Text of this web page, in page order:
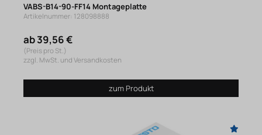
VABS-B14-90-FF14 Montageplatte
Artikelnummer: 128098888
ab 39,56 €
(Preis pro St.)
zzgl. MwSt. und Versandkosten
zum Produkt